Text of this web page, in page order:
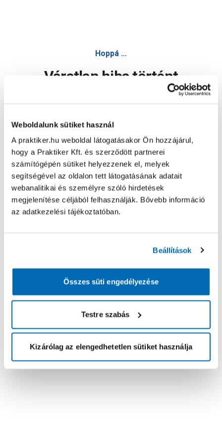
Weboldalunk sütiket használ
A praktiker.hu weboldal látogatásakor Ön hozzájárul,
hogy a Praktiker Kft. és szerződött partnerei
számítógépén sütiket helyezzenek el, melyek
segítségével az oldalon tett látogatásának adatait
webanalitikai és személyre szóló hirdetések
megjelenítése céljából felhasználják. Bővebb információ
az adatkezelési tájékoztatóban.
Beállítások
Összes süti engedélyezése
Testre szabás
Kizárólag az elengedhetetlen sütiket használja
Hoppá ...
Váratlan hiba történt
Oldal újratöltése